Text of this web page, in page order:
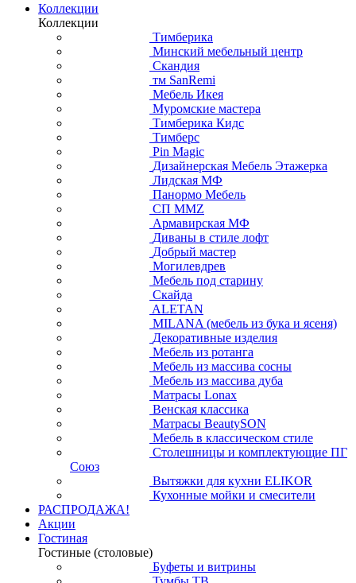
Коллекции
Коллекции
Тимберика
Минский мебельный центр
Скандия
тм SanRemi
Мебель Икея
Муромские мастера
Тимберика Кидс
Тимберс
Pin Magic
Дизайнерская Мебель Этажерка
Лидская МФ
Панормо Мебель
СП ММZ
Армавирская МФ
Диваны в стиле лофт
Добрый мастер
Могилевдрев
Мебель под старину
Скайда
ALETAN
MILANA (мебель из бука и ясеня)
Декоративные изделия
Мебель из ротанга
Мебель из массива сосны
Мебель из массива дуба
Матрасы Lonax
Венская классика
Матрасы BeautySON
Мебель в классическом стиле
Столешницы и комплектующие ПГ
Союз
Вытяжки для кухни ELIKOR
Кухонные мойки и смесители
РАСПРОДАЖА!
Акции
Гостиная
Гостиные (столовые)
Буфеты и витрины